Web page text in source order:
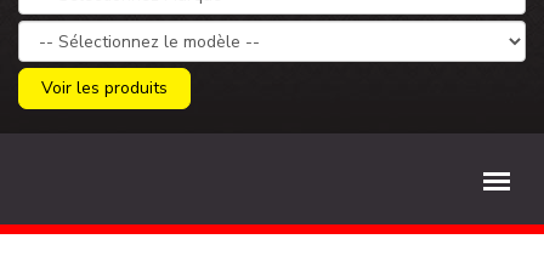
Voir les produits